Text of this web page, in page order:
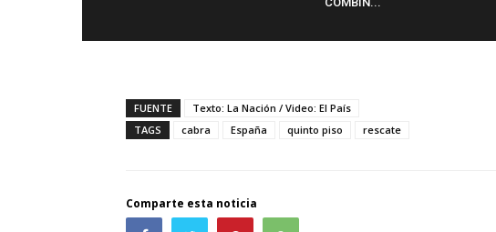
FUENTE
Texto: La Nación / Video: El País
TAGS
cabra España quinto piso rescate
Comparte esta noticia